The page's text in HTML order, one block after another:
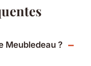
Meubledeau ?